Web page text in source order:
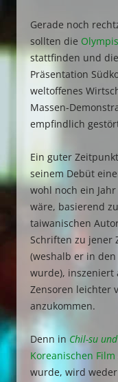
Gerade noch
sollten die
stattfinden und
Präsentation
weltoffenes
Massen-
empfindlich
Ein guter
seinem Debüt
wohl noch ein
wäre, basierend
taiwanischen
Schriften zu jener
(weshalb er in
wurde), inszeniert
Zensoren leichter
anzukommen.
Denn in Chil-su
Koreanischen
wurde, wird